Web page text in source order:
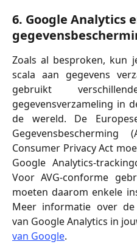
6. Google Analytics
Zoals al besproken, kun
scala aan gegevens
gebruikt
gegevensverzameling in
de wereld. De
Consumer Privacy Act
Google Analytics-
Voor AVG-conforme
moeten daarom enkele
Meer informatie over
van Google Analytics in
van Google.